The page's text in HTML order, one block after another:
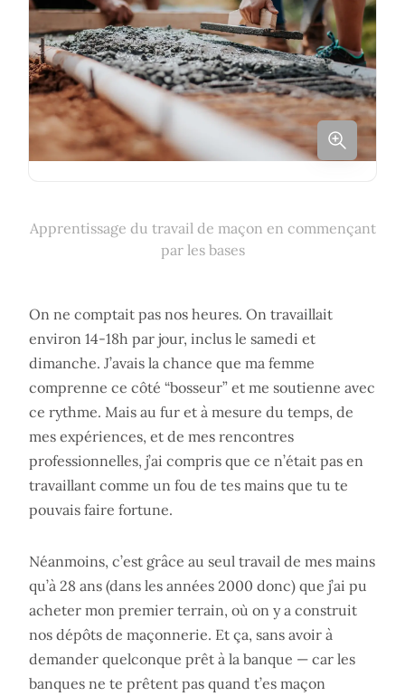
Apprentissage du travail de maçon en commençant
par les bases
On ne comptait pas nos heures. On travaillait
environ 14-18h par jour, inclus le samedi et
dimanche. J’avais la chance que ma femme
comprenne ce côté “bosseur” et me soutienne avec
ce rythme. Mais au fur et à mesure du temps, de
mes expériences, et de mes rencontres
professionnelles, j’ai compris que ce n’était pas en
travaillant comme un fou de tes mains que tu te
pouvais faire fortune.
Néanmoins, c’est grâce au seul travail de mes mains
qu’à 28 ans (dans les années 2000 donc) que j’ai pu
acheter mon premier terrain, où on y a construit
nos dépôts de maçonnerie. Et ça, sans avoir à
demander quelconque prêt à la banque — car les
banques ne te prêtent pas quand t’es maçon